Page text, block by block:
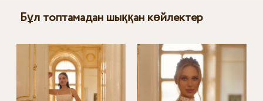
Бұл топтамадан шыққан көйлектер